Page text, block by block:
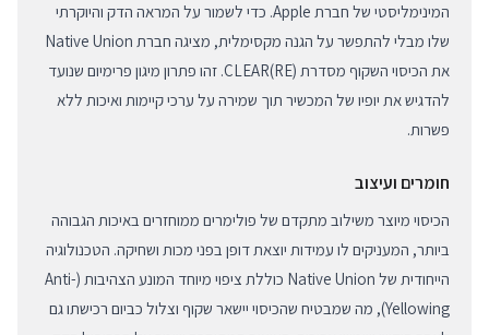
המינימליסטי של חברת Apple. כדי לשמור על המראה הדק והיוקרתי
שלו מבלי להתפשר על הגנה מקסימלית, מציגה חברת Native Union
את הכיסוי השקוף מסדרת (RE)CLEAR. זהו פתרון מיגון פרימיום שנועד
להדגיש את יופיו של המכשיר תוך שמירה על ערכי קיימות ואיכות ללא
פשרות.
חומרים ועיצוב
הכיסוי מיוצר משילוב מתקדם של פולימרים ממוחזרים באיכות הגבוהה
ביותר, המעניקים לו עמידות יוצאת דופן בפני מכות ושחיקה. הטכנולוגיה
הייחודית של Native Union כוללת ציפוי מיוחד המונע הצהיבות (Anti-
Yellowing), מה שמבטיח שהכיסוי יישאר שקוף וצלול כביום רכישתו גם